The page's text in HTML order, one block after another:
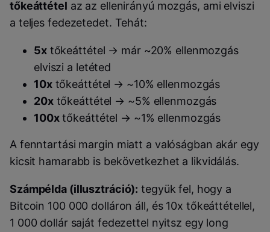
tőkeáttétel az az ellenirányú mozgás, ami elviszi
a teljes fedezetedet. Tehát:
5xtőkeáttétel → már ~20% ellenmozgás
elviszi a letéted
10xtőkeáttétel → ~10% ellenmozgás
20xtőkeáttétel → ~5% ellenmozgás
100xtőkeáttétel → ~1% ellenmozgás
A fenntartási margin miatt a valóságban akár egy
kicsit hamarabb is bekövetkezhet a likvidálás.
Számpélda (illusztráció): tegyük fel, hogy a
Bitcoin 100 000 dolláron áll, és 10x tőkeáttétellel,
1 000 dollár saját fedezettel nyitsz egy long